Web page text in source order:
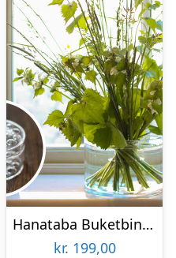
Hanataba Buketbinder
kr. 199,00